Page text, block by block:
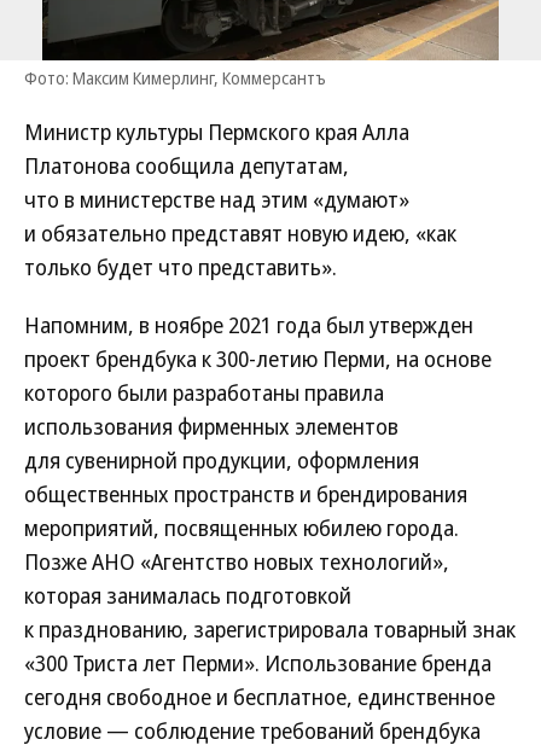
Фото: Максим Кимерлинг, Коммерсантъ
Министр культуры Пермского края Алла
Платонова сообщила депутатам,
что в министерстве над этим «думают»
и обязательно представят новую идею, «как
только будет что представить».
Напомним, в ноябре 2021 года был утвержден
проект брендбука к 300-летию Перми, на основе
которого были разработаны правила
использования фирменных элементов
для сувенирной продукции, оформления
общественных пространств и брендирования
мероприятий, посвященных юбилею города.
Позже АНО «Агентство новых технологий»,
которая занималась подготовкой
к празднованию, зарегистрировала товарный знак
«300 Триста лет Перми». Использование бренда
сегодня свободное и бесплатное, единственное
условие — соблюдение требований брендбука